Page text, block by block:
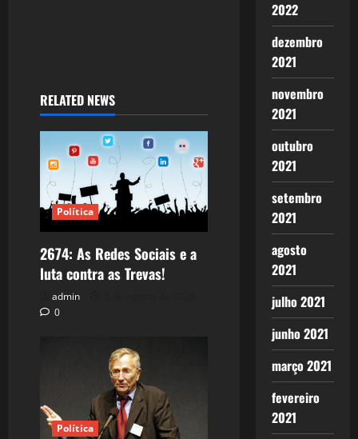
RELATED NEWS
Política
2674: As Redes Sociais e a
luta contra as Trevas!
admin
0
Política
2022
dezembro
2021
novembro
2021
outubro
2021
setembro
2021
agosto
2021
julho 2021
junho 2021
março 2021
fevereiro
2021